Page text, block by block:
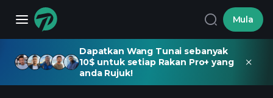
Mula
Dapatkan Wang Tunai sebanyak
10$ untuk setiap Rakan Pro+ yang
anda Rujuk!